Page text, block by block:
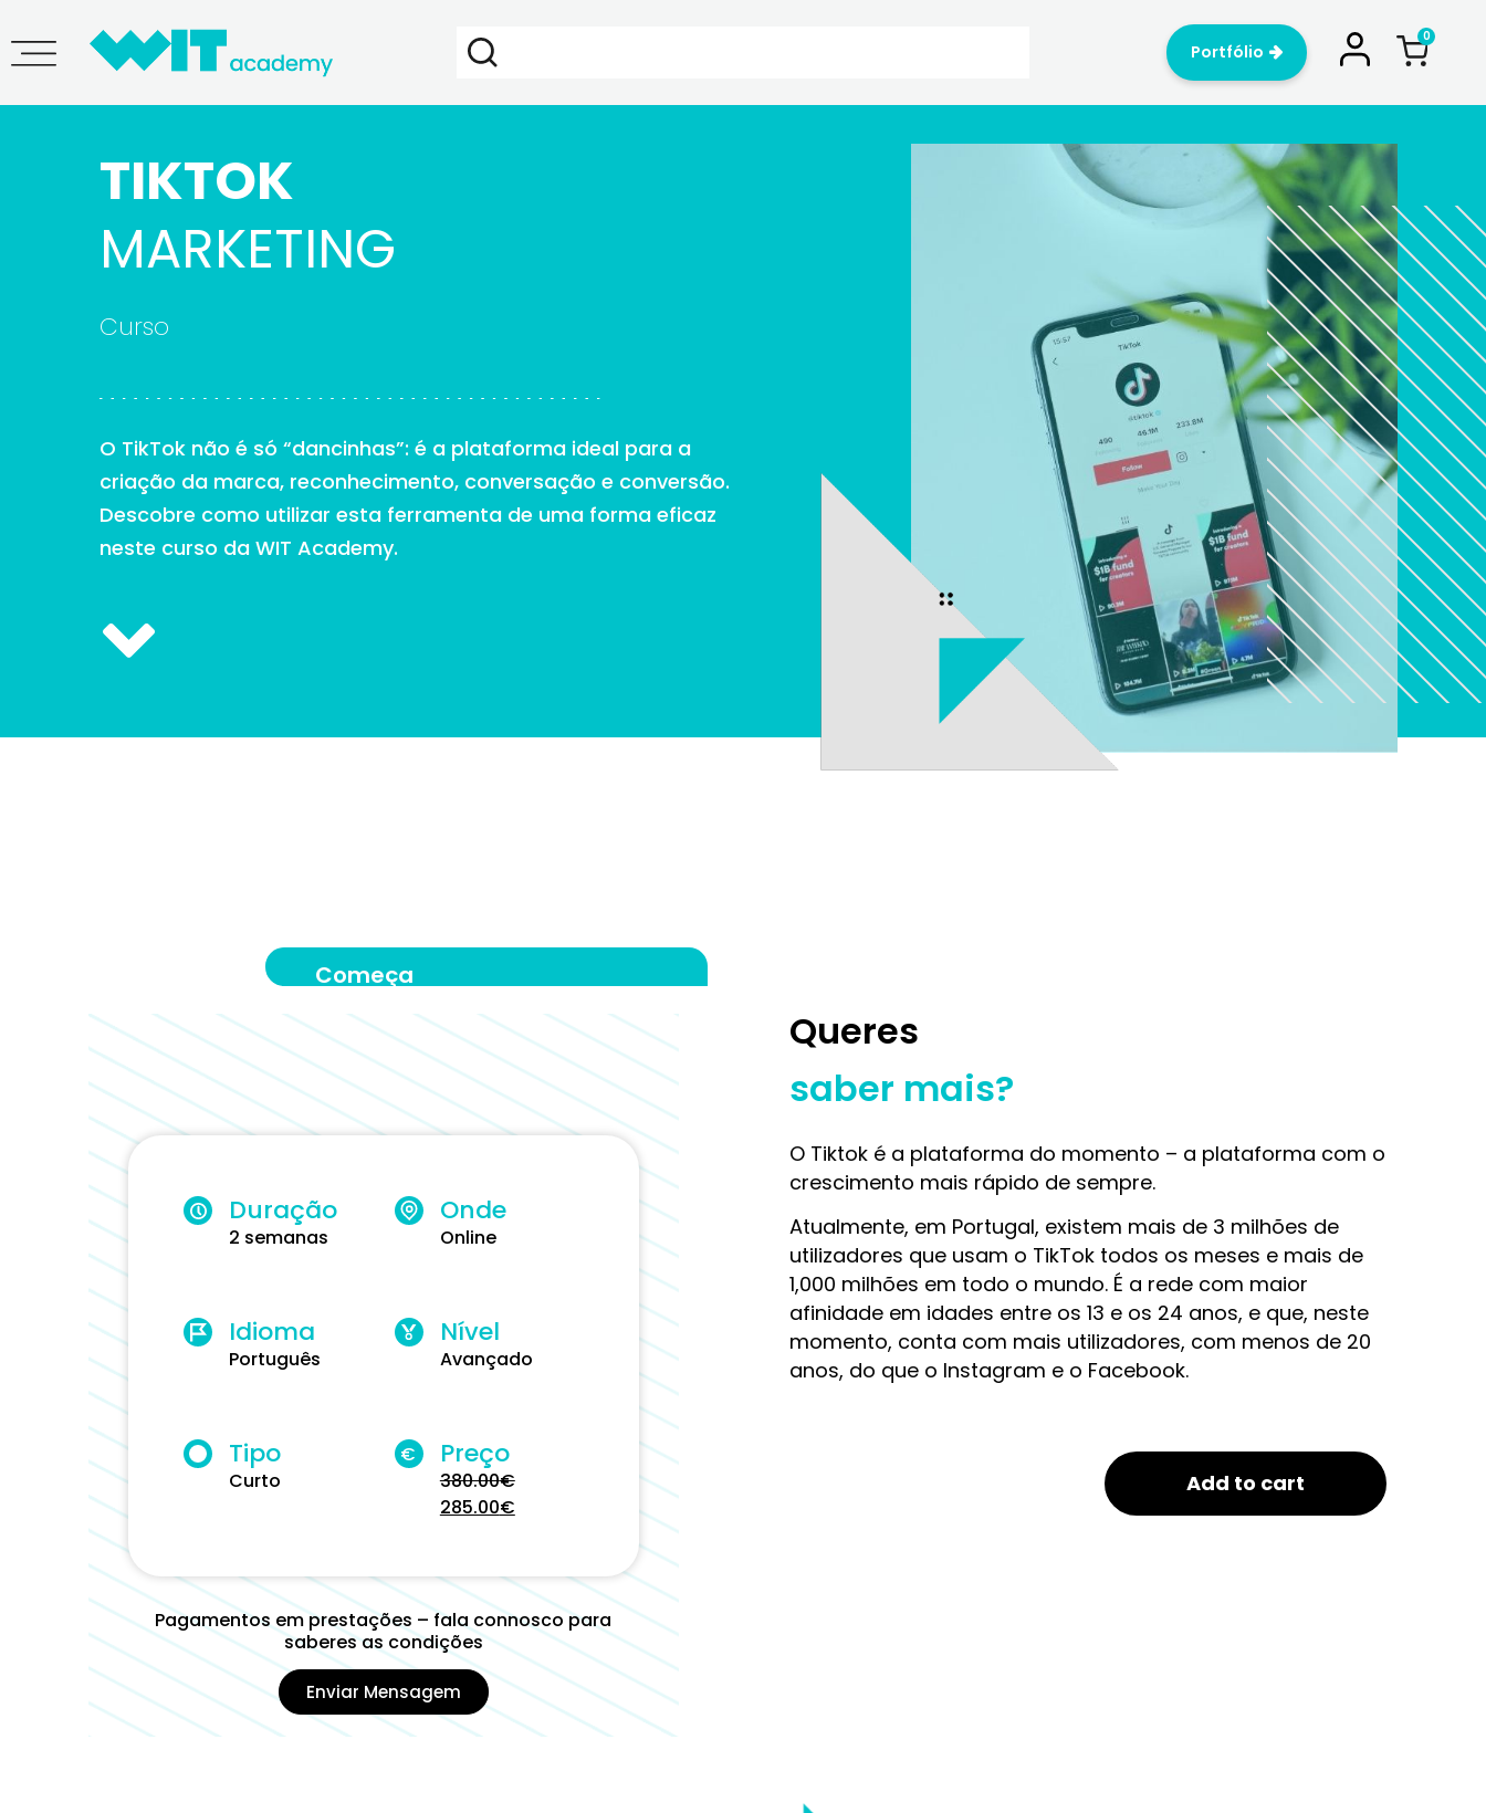
Portfólio
TIKTOK
MARKETING
Curso
O TikTok não é só “dancinhas”: é a plataforma ideal para a
criação da marca, reconhecimento, conversação e conversão.
Descobre como utilizar esta ferramenta de uma forma eficaz
neste curso da WIT Academy.
Começa
Duração
2 semanas
Idioma
Português
Tipo
Curto
Onde
Online
Nível
Avançado
€ Preço
380.00€
285.00€
Pagamentos em prestações – fala connosco para
saberes as condições
Enviar Mensagem
Queres
saber mais?
O Tiktok é a plataforma do momento – a plataforma com o
crescimento mais rápido de sempre.
Atualmente, em Portugal, existem mais de 3 milhões de
utilizadores que usam o TikTok todos os meses e mais de
1,000 milhões em todo o mundo. É a rede com maior
afinidade em idades entre os 13 e os 24 anos, e que, neste
momento, conta com mais utilizadores, com menos de 20
anos, do que o Instagram e o Facebook.
Add to cart